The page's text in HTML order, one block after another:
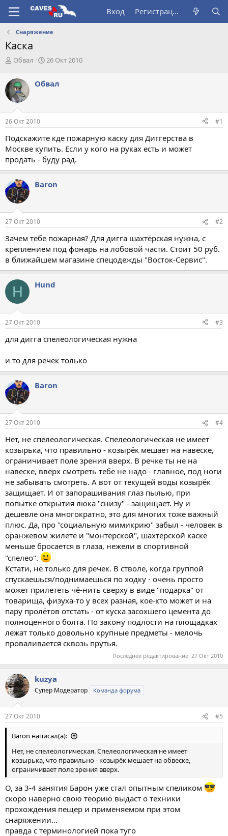
Вход Регистрация
Снаряжение
Каска
А
т
о
р
т
е
м
Обвал
Д
а
ч
а
26 Окт 2010
Обвал
26 Окт 2010 #1
Подскажите кде пожарную каску для Диггерства в
Москве купить. Если у кого на руках есть и может
продать - буду рад.
Baron
27 Окт 2010 #2
Зачем тебе пожарная? Для дигга шахтёрская нужна, с
креплением под фонарь на лобовой части. Стоит 50 руб.
в ближайшем магазине спецодежды "Восток-Сервис".
H Hund
27 Окт 2010 #3
для дигга спелеологическая нужна
и то для речек только
Baron
27 Окт 2010 #4
Нет, не спелеологическая. Спелеологическая не имеет
козырька, что правильно - козырёк мешает на навеске,
ограничивает поле зрения вверх. В речке ты не на
навеске, вверх смотреть тебе не надо - главное, под ноги
не забывать смотреть. А вот от текущей воды козырёк
защищает. И от запорашивания глаз пылью, при
попытке открытия люка "снизу" - защищает. Ну и
дешевле она многократно, это для многих тоже важный
плюс. Да, про "социальную мимикрию" забыл - человек в
оранжевом жилете и "монтерской", шахтёрской каске
меньше бросается в глаза, нежели в спортивной
"спелео".
Кстати, не только для речек. В стволе, когда группой
спускаешься/поднимаешься по ходку - очень просто
может прилететь чё-нить сверху в виде "подарка" от
товарища, физуха-то у всех разная, кое-кто может и на
пару пролётов отстать - от куска засохшего цемента до
полноценного болта. По закону подлости на площадках
лежат только довольно крупные предметы - мелочь
проваливается сквозь прутья.
Последнее редактирование: 27 Окт 2010
kuzya
Супер Модератор Команда форума
27 Окт 2010 #5
Baron написал(а):
Нет, не спелеологическая. Спелеологическая не имеет
козырька, что правильно - козырёк мешает на обвеске,
ограничивает поле зрения вверх.
О, за 3-4 занятия Барон уже стал опытным спеликом
скоро наверно свою теорию выдаст о техники
прохождения пещер и применяемом при этом
снаряжении...
правда с терминологией пока туго